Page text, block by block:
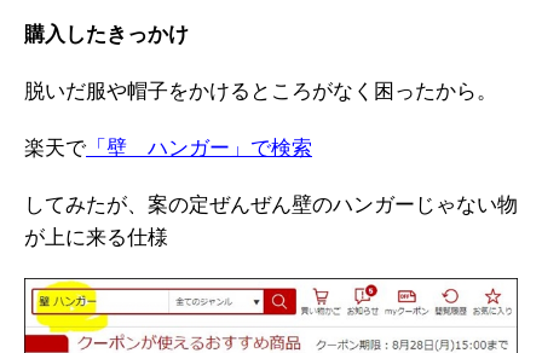
購入したきっかけ
脱いだ服や帽子をかけるところがなく困ったから。
楽天で「壁 ハンガー」で検索
してみたが、案の定ぜんぜん壁のハンガーじゃない物
が上に来る仕様